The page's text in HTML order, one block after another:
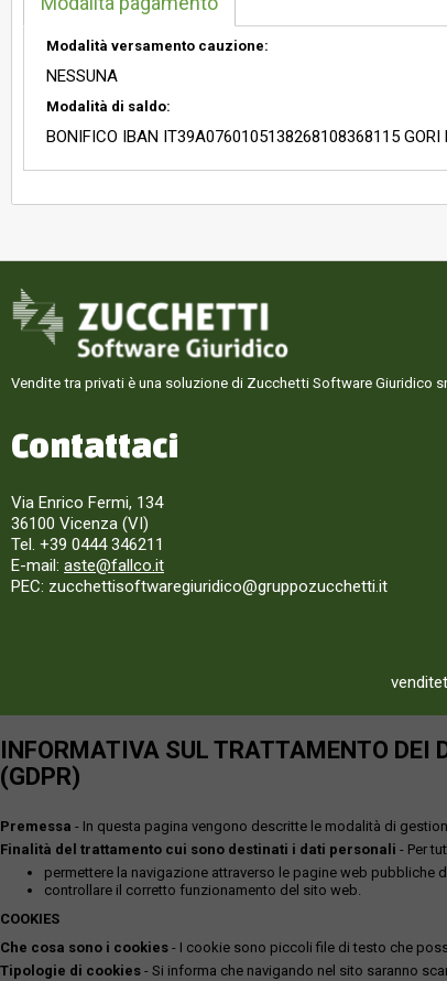
Modalità versamento cauzione:
NESSUNA
Modalità di saldo:
BONIFICO IBAN IT39A0760105138268108368115 GORI
Vendite tra privati è una soluzione di Zucchetti Software Giuridico
Contattaci
Via Enrico Fermi, 134
36100 Vicenza (VI)
Tel. +39 0444 346211
E-mail: aste@fallco.it
PEC: zucchettisoftwaregiuridico@gruppozucchetti.it
INFORMATIVA SUL TRATTAMENTO DEI
(GDPR)
Premessa - In questa pagina vengono descritte le modalità di
Finalità del trattamento cui sono destinati i dati personali - Per
permettere la navigazione attraverso le pagine web pubbliche
controllare il corretto funzionamento del sito web.
COOKIES
Che cosa sono i cookies - I cookie sono piccoli file di testo che
Tipologie di cookies - Si informa che navigando nel sito saranno